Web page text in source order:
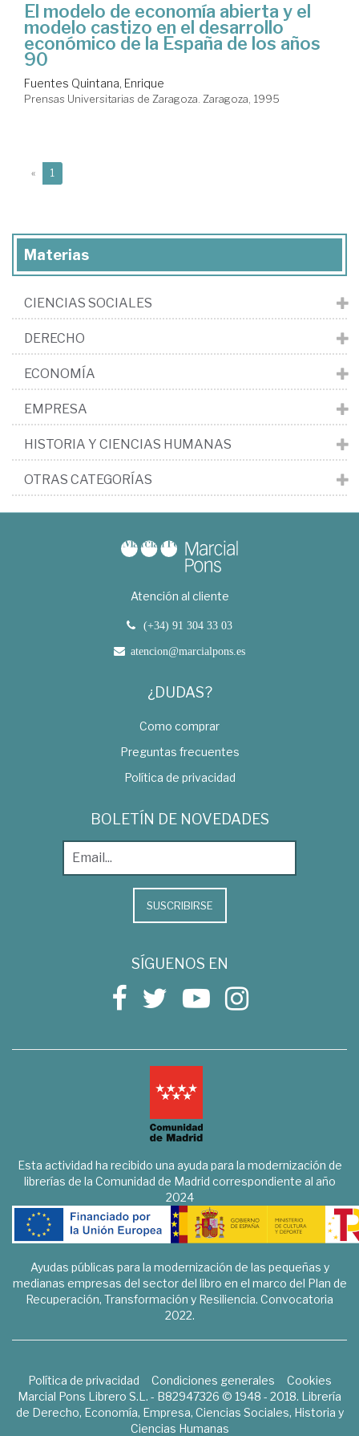
El modelo de economía abierta y el
modelo castizo en el desarrollo
económico de la España de los años
90
Fuentes Quintana, Enrique
Prensas Universitarias de Zaragoza. Zaragoza, 1995
« 1
Materias
CIENCIAS SOCIALES
DERECHO
ECONOMÍA
EMPRESA
HISTORIA Y CIENCIAS HUMANAS
OTRAS CATEGORÍAS
Atención al cliente
(+34) 91 304 33 03
atencion@marcialpons.es
¿DUDAS?
Como comprar
Preguntas frecuentes
Política de privacidad
BOLETÍN DE NOVEDADES
SUSCRIBIRSE
SÍGUENOS EN
Esta actividad ha recibido una ayuda para la modernización de
librerías de la Comunidad de Madrid correspondiente al año
2024
Ayudas públicas para la modernización de las pequeñas y
medianas empresas del sector del libro en el marco del Plan de
Recuperación, Transformación y Resiliencia. Convocatoria
2022.
Política de privacidad Condiciones generales
Cookies
Marcial Pons Librero S.L. - B82947326 © 1948 - 2018. Librería
de Derecho, Economía, Empresa, Ciencias Sociales, Historia y
Ciencias Humanas